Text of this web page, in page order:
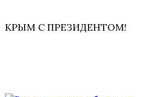
КРЫМ С ПРЕЗИДЕНТОМ!